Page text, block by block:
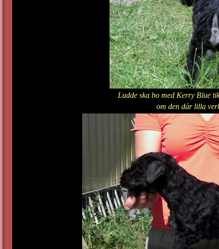
Ludde ska bo med Kerry Blue
om den där lilla